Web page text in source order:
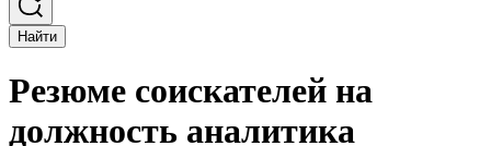
Найти
Резюме соискателей на
должность аналитика